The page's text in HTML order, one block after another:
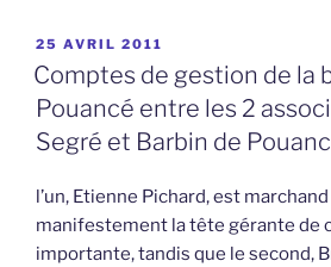
PUBLIÉ
LE
25 AVRIL 2011
Comptes de gestion de la
Pouancé entre les 2
Segré et Barbin de
l’un, Etienne Pichard, est
manifestement la tête gérante de
importante, tandis que le second,